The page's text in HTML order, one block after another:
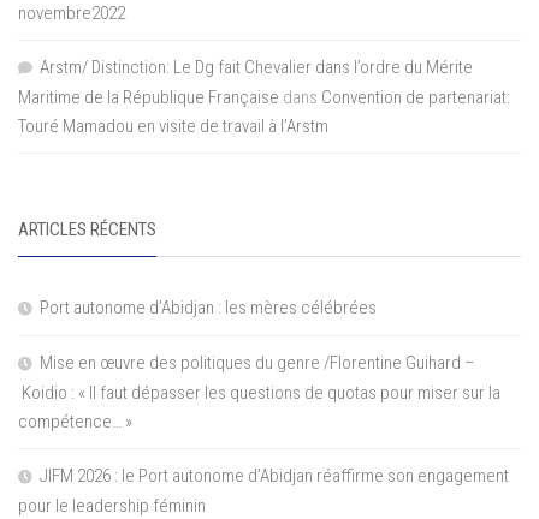
novembre2022
Arstm/ Distinction: Le Dg fait Chevalier dans l’ordre du Mérite
Maritime de la République Française dans Convention de partenariat:
Touré Mamadou en visite de travail à l’Arstm
ARTICLES RÉCENTS
Port autonome d’Abidjan : les mères célébrées
Mise en œuvre des politiques du genre /Florentine Guihard –
Koidio : « Il faut dépasser les questions de quotas pour miser sur la
compétence… »
JIFM 2026 : le Port autonome d’Abidjan réaffirme son engagement
pour le leadership féminin